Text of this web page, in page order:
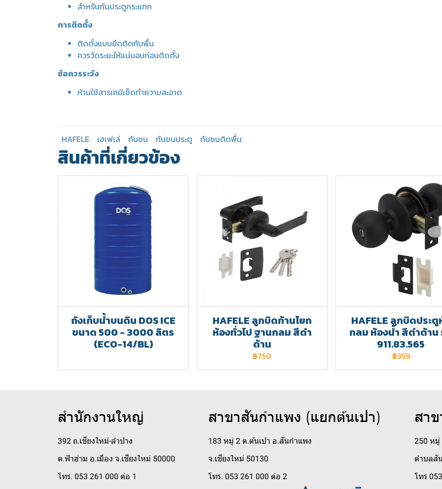
สำหรับกันประตูกระแทก
การติดตั้ง
ติดตั้งแบบยึดติดกับพื้น
ควรวัดระยะให้แน่นอนก่อนติดตั้ง
ข้อควรระวัง
ห้ามใช้สารเคมีเช็ดทำความสะอาด
HAFELE เฮเฟเล่ กันชน กันชนประตู กันชนติดพื้น
สินค้าที่เกี่ยวข้อง
ถังเก็บน้ำบนดิน DOS ICE
ขนาด 500 - 3000 ลิตร
(ECO-14/BL)
HAFELE ลูกบิดก้านโยก
ห้องทั่วไป ฐานกลม สีดำ
ด้าน
฿750
HAFELE ลูกบิดประตู
กลม ห้องน้ำ สีดำด้าน
911.83.565
฿359
สำนักงานใหญ่
392 ถ.เชียงใหม่-ลำปาง
ต.ฟ้าฮ่าม อ.เมือง จ.เชียงใหม่ 50000
โทร. 053 261 000 ต่อ 1
สาขาสันกำแพง (แยกต้นเปา)
183 หมู่ 2 ต.ต้นเปา อ.สันกำแพง
จ.เชียงใหม่ 50130
โทร. 053 261 000 ต่อ 2
สา
250 หมู่
ตำบลสั
โทร